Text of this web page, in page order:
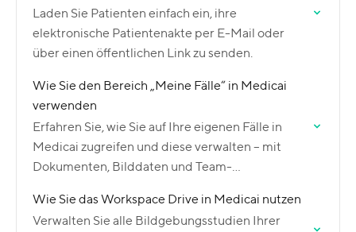
Laden Sie Patienten einfach ein, ihre
elektronische Patientenakte per E-Mail oder
über einen öffentlichen Link zu senden.
Wie Sie den Bereich „Meine Fälle“ in Medicai
verwenden
Erfahren Sie, wie Sie auf Ihre eigenen Fälle in
Medicai zugreifen und diese verwalten – mit
Dokumenten, Bilddaten und Team-
Wie Sie das Workspace Drive in Medicai nutzen
Verwalten Sie alle Bildgebungsstudien Ihrer